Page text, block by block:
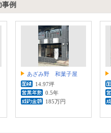
例
あざみ野 和菓子屋
14.97坪
0.5年
185万円